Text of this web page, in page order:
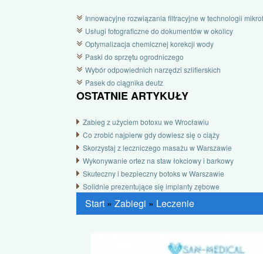
Innowacyjne rozwiązania filtracyjne w technologii
Usługi fotograficzne do dokumentów w okolicy
Optymalizacja chemicznej korekcji wody
Paski do sprzętu ogrodniczego
Wybór odpowiednich narzędzi szlifierskich
Pasek do ciągnika deutz
OSTATNIE ARTYKUŁY
Zabieg z użyciem botoxu we Wrocławiu
Co zrobić najpierw gdy dowiesz się o ciąży
Skorzystaj z leczniczego masażu w Warszawie
Wykonywanie ortez na staw łokciowy i barkowy
Skuteczny i bezpieczny botoks w Warszawie
Solidnie prezentujące się implanty zębowe
Start » Zabiegi » Leczenie